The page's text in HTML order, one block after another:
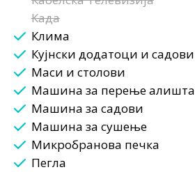
Када
Клима
Кујнски додатоци и садови
Маси и столови
Машина за перење алишта
Машина за садови
Машина за сушење
Микробранова печка
Пегла